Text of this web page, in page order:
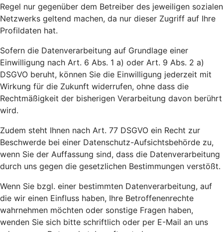
Regel nur gegenüber dem Betreiber des jeweiligen sozialen
Netzwerks geltend machen, da nur dieser Zugriff auf Ihre
Profildaten hat.
Sofern die Datenverarbeitung auf Grundlage einer
Einwilligung nach Art. 6 Abs. 1 a) oder Art. 9 Abs. 2 a)
DSGVO beruht, können Sie die Einwilligung jederzeit mit
Wirkung für die Zukunft widerrufen, ohne dass die
Rechtmäßigkeit der bisherigen Verarbeitung davon berührt
wird.
Zudem steht Ihnen nach Art. 77 DSGVO ein Recht zur
Beschwerde bei einer Datenschutz-Aufsichtsbehörde zu,
wenn Sie der Auffassung sind, dass die Datenverarbeitung
durch uns gegen die gesetzlichen Bestimmungen verstößt.
Wenn Sie bzgl. einer bestimmten Datenverarbeitung, auf
die wir einen Einfluss haben, Ihre Betroffenenrechte
wahrnehmen möchten oder sonstige Fragen haben,
wenden Sie sich bitte schriftlich oder per E-Mail an uns